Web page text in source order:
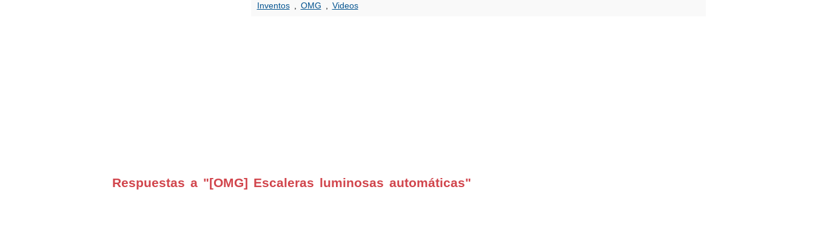
Inventos, OMG Videos
Respuestas a "[OMG] Escaleras luminosas automáticas"